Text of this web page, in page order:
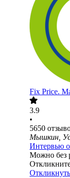
Fix Price.
3.9
•
5650
Мышкин,
Интервью
Можно без